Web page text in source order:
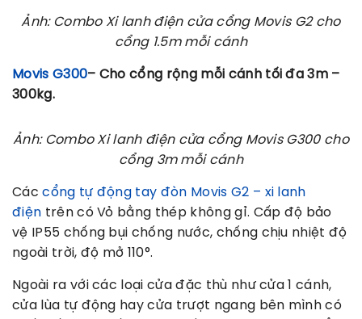
Ảnh: Combo Xi lanh điện cửa cổng Movis G2 cho
cổng 1.5m mỗi cánh
Movis G300– Cho cổng rộng mỗi cánh tối đa 3m –
300kg.
Ảnh: Combo Xi lanh điện cửa cổng Movis G300 cho
cổng 3m mỗi cánh
Cáccổng tự động tay đòn Movis G2 – xi lanh
điện trên cóVỏ bằng thép không gỉ. Cấp độ bảo
vệ IP55 chống bụi chống nước, chống chịu nhiệt độ
ngoài trời, độ mở 110°.
Ngoài ra với các loại cửa đặc thù như cửa 1 cánh,
cửa lùa tự động hay cửa trượt ngang bên mình có